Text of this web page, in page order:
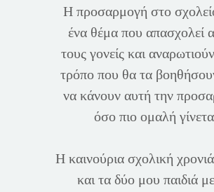
Η προσαρμογή στο
ένα θέμα που απασχολεί
τους γονείς και
τρόπο που θα τα
να κάνουν αυτή την
όσο πιο ομαλή
Η καινούρια σχολική
και τα δύο μου παιδιά